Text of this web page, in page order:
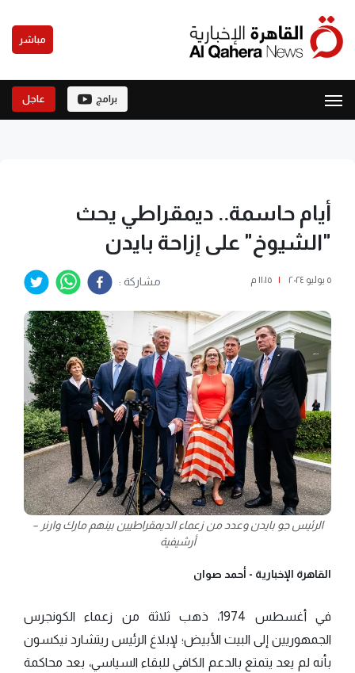
مباشر
برامج عاجل
أيام حاسمة.. ديمقراطي يحث
"الشيوخ" على إزاحة بايدن
٥ يوليو ٢٠٢٤ | ١١:١٥ م مشاركة :
الرئيس جو بايدن وعدد من زعماء الديمقراطيين بينهم مارك وارنر –
أرشيفية
القاهرة الإخبارية - أحمد صوان
في أغسطس 1974، ذهب ثلاثة من زعماء الكونجرس
الجمهوريين إلى البيت الأبيض؛ لإبلاغ الرئيس ريتشارد نيكسون
بأنه لم يعد يتمتع بالدعم الكافي للبقاء السياسي، بعد محاكمة